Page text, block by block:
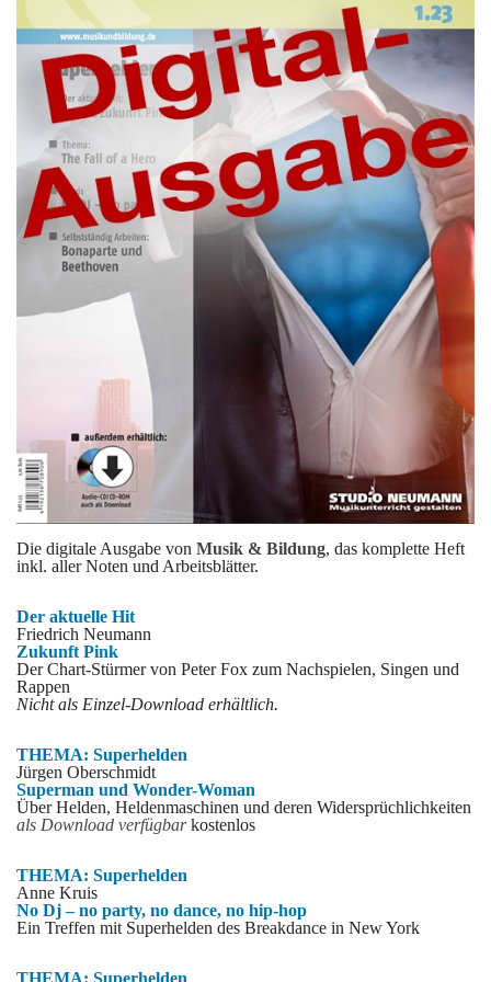
Die digitale Ausgabe von Musik & Bildung, das komplette Heft
inkl. aller Noten und Arbeitsblätter.
Der aktuelle Hit
Friedrich Neumann
Zukunft Pink
Der Chart-Stürmer von Peter Fox zum Nachspielen, Singen und
Rappen
Nicht als Einzel-Download erhältlich.
THEMA: Superhelden
Jürgen Oberschmidt
Superman und Wonder-Woman
Über Helden, Heldenmaschinen und deren Widersprüchlichkeiten
als Download verfügbar kostenlos
THEMA: Superhelden
Anne Kruis
No Dj – no party, no dance, no hip-hop
Ein Treffen mit Superhelden des Breakdance in New York
THEMA: Superhelden